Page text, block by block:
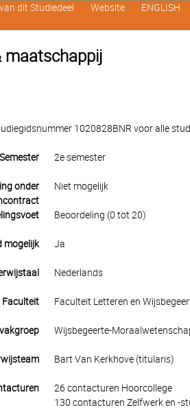
maatschappij
1020828BNR voor alle
Semester 2e semester
onder
Niet mogelijk
Beoordeling (0 tot 20)
mogelijk Ja
Nederlands
Faculteit Faculteit Letteren en
Wijsbegeerte-
Bart Van Kerkhove (titularis)
26 contacturen Hoorcollege
130 contacturen Zelfwerk en -
dit Studiedeel Website ENGLISH